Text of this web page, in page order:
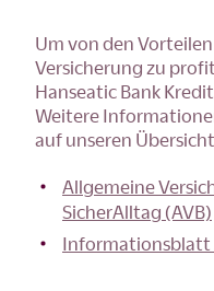
Um von den
Versicherung zu
Hanseatic Bank
Weitere
auf unseren
Allgemeine
SicherAlltag (AVB)
Informationsblatt